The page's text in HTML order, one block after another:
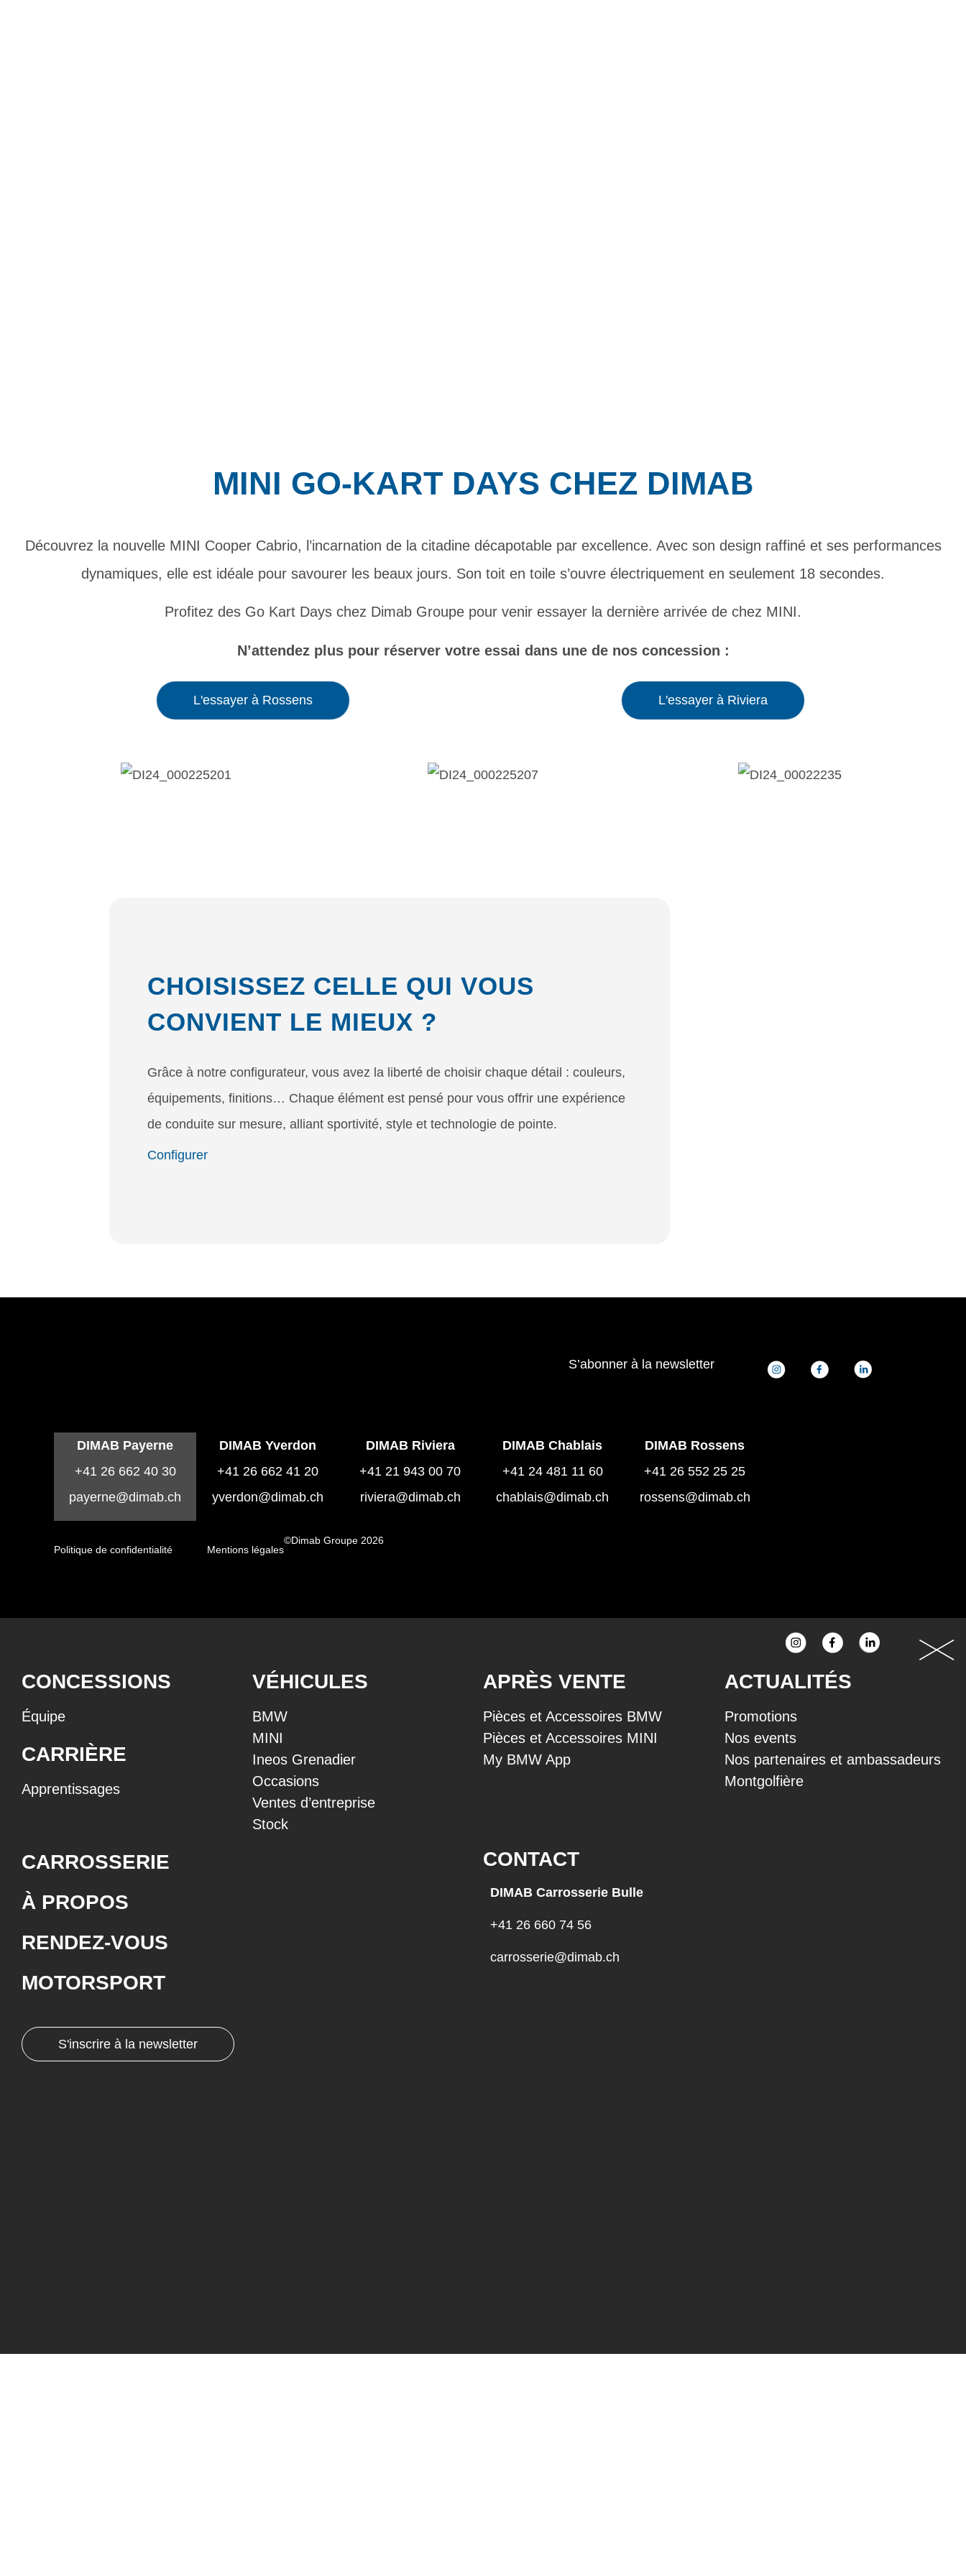
MINI GO-KART DAYS CHEZ DIMAB
Découvrez la nouvelle MINI Cooper Cabrio, l’incarnation de la citadine décapotable par excellence. Avec son design raffiné et ses performances
dynamiques, elle est idéale pour savourer les beaux jours. Son toit en toile s’ouvre électriquement en seulement 18 secondes.
Profitez des Go Kart Days chez Dimab Groupe pour venir essayer la dernière arrivée de chez MINI.
N’attendez plus pour réserver votre essai dans une de nos concession :
L'essayer à Rossens L'essayer à Riviera
CHOISISSEZ CELLE QUI VOUS
CONVIENT LE MIEUX ?
Grâce à notre configurateur, vous avez la liberté de choisir chaque détail : couleurs,
équipements, finitions… Chaque élément est pensé pour vous offrir une expérience
de conduite sur mesure, alliant sportivité, style et technologie de pointe.
Configurer
S’abonner à la newsletter
DIMAB Payerne
+41 26 662 40 30
payerne@dimab.ch
DIMAB Yverdon
+41 26 662 41 20
yverdon@dimab.ch
DIMAB Riviera
+41 21 943 00 70
riviera@dimab.ch
DIMAB Chablais
+41 24 481 11 60
chablais@dimab.ch
DIMAB Rossens
+41 26 552 25 25
rossens@dimab.ch
Politique de confidentialité Mentions légales
©Dimab Groupe 2026
CONCESSIONS
Équipe
CARRIÈRE
Apprentissages
VÉHICULES
BMW
MINI
Ineos Grenadier
Occasions
Ventes d’entreprise
Stock
APRÈS VENTE
Pièces et Accessoires BMW
Pièces et Accessoires MINI
My BMW App
ACTUALITÉS
Promotions
Nos events
Nos partenaires et ambassadeurs
Montgolfière
CARROSSERIE
À PROPOS
RENDEZ-VOUS
MOTORSPORT
CONTACT
DIMAB Carrosserie Bulle
+41 26 660 74 56
carrosserie@dimab.ch
S'inscrire à la newsletter